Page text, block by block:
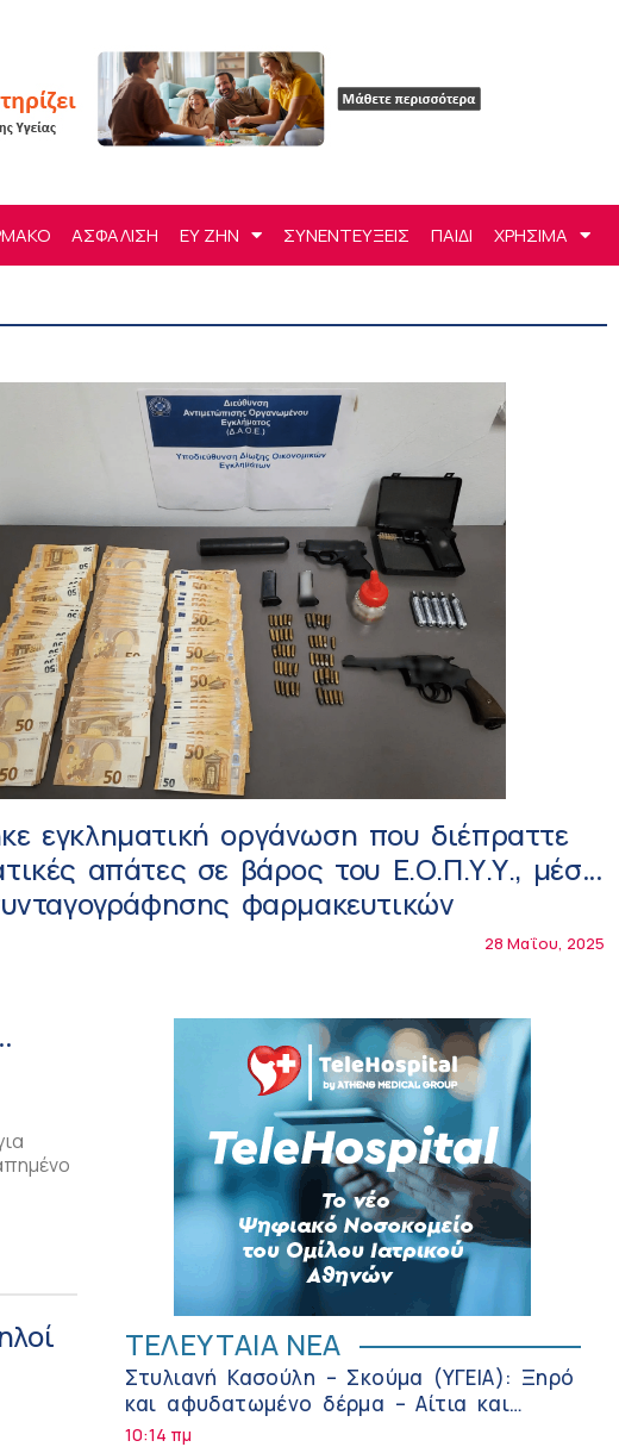
ΑΣΦΑΛΙΣΗ ΕΥ ΖΗΝ ΣΥΝΕΝΤΕΥΞΕΙΣ ΠΑΙΔΙ ΧΡΗΣΙΜΑ
εγκληματική οργάνωση που διέπραττε
απάτες σε βάρος του Ε.Ο.Π.Υ.Υ., μέσω
φαρμακευτικών
28 Μαΐου, 2025
ΤΕΛΕΥΤΑΙΑ ΝΕΑ
Στυλιανή Κασούλη – Σκούμα (ΥΓΕΙΑ): Ξηρό
και αφυδατωμένο δέρμα – Αίτια και
αντιμετώπιση
10:14 πμ